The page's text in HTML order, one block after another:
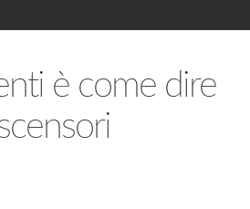
è come dire